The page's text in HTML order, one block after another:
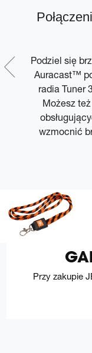
Podziel się
Auracast™
radia Tuner
Możesz
wzmocnić
Przy zakupie